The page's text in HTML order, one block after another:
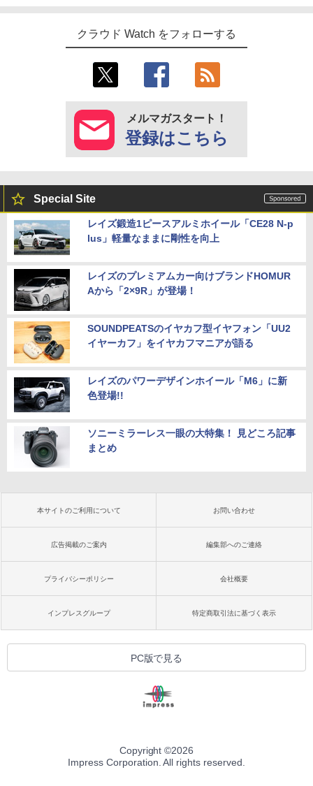
クラウド Watch をフォローする
メルマガスタート！
登録はこちら
Special Site
レイズ鍛造1ピースアルミホイール「CE28 N-p
lus」軽量なままに剛性を向上
レイズのプレミアムカー向けブランドHOMUR
Aから「2×9R」が登場！
SOUNDPEATSのイヤカフ型イヤフォン「UU2
イヤーカフ」をイヤカフマニアが語る
レイズのパワーデザインホイール「M6」に新
色登場!!
ソニーミラーレス一眼の大特集！ 見どころ記事
まとめ
本サイトのご利用について お問い合わせ
広告掲載のご案内 編集部へのご連絡
プライバシーポリシー 会社概要
インプレスグループ 特定商取引法に基づく表示
PC版で見る
Copyright ©2026
Impress Corporation. All rights reserved.